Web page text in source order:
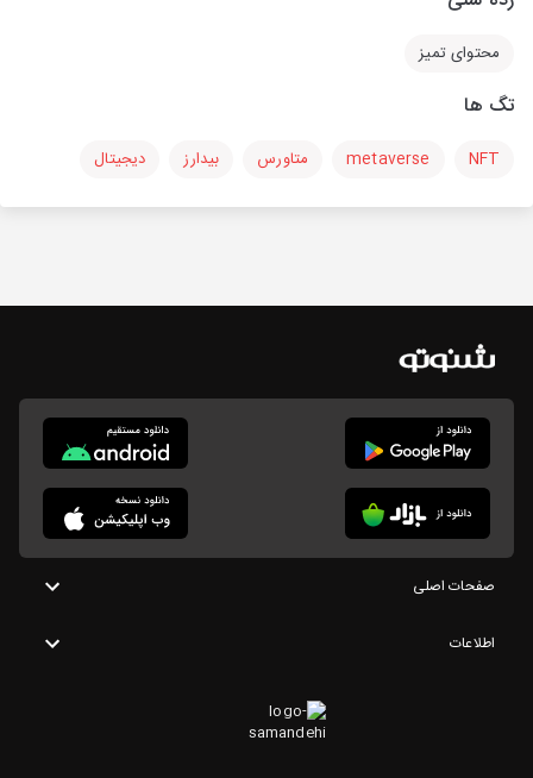
محتوای تمیز
تگ ها
NFT
metaverse متاورس بیدارز دیجیتال
صفحات اصلی
اطلاعات